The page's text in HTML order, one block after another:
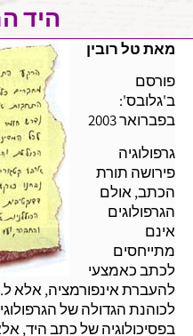
היד
מאת טל רובין
פורסם
ב'גלובס':
בפברואר 2003
גרפולוגיה
פירושה תורת
הכתב, אולם
הגרפולוגים
אינם
מתייחסים
לכתב כאמצעי
להעברת אינפורמציה, אלא
לכוהנת הגדולה של
בפסיכולוגיה של כתב היד,